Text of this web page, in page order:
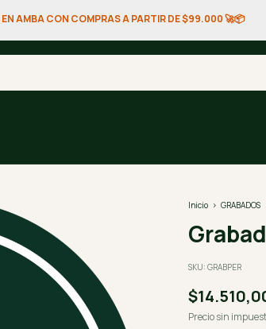
EN AMBA CON COMPRAS A PARTIR DE $99.000 🚀📦
Inicio > GRABADOS
SKU: GRABPER
Precio sin